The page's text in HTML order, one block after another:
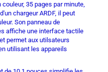
35 pages par minute,
chargeur ARDF, il peut
Son panneau de
affiche une interface tactile
permet aux utilsateurs
utilisant les appareils